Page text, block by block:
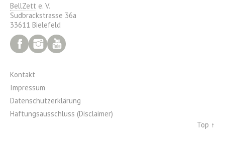
BellZett e. V.
Sudbrackstrasse 36a
33611 Bielefeld
FacebookInstagram
Kontakt
Impressum
Datenschutzerklärung
Haftungsausschluss (Disclaimer)
Top ↑